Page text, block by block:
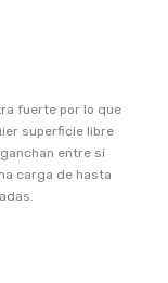
fuerte por lo que
superficie libre
entre sí
carga de hasta